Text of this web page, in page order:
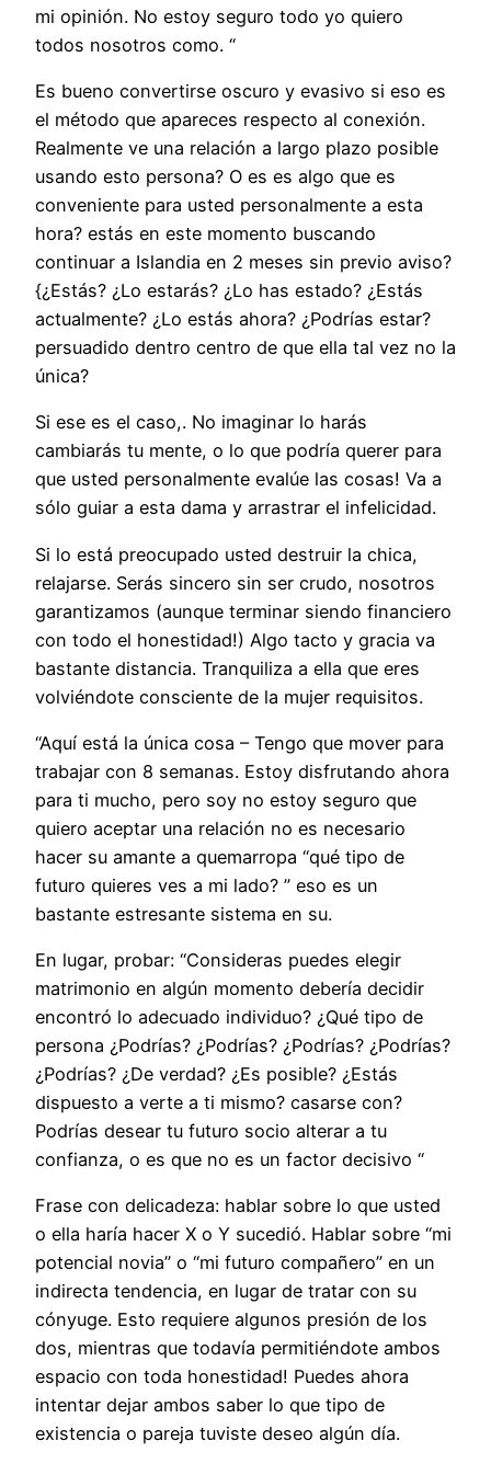
mi opinión. No estoy seguro todo yo quiero
todos nosotros como. “
Es bueno convertirse oscuro y evasivo si eso es
el método que apareces respecto al conexión.
Realmente ve una relación a largo plazo posible
usando esto persona? O es es algo que es
conveniente para usted personalmente a esta
hora? estás en este momento buscando
continuar a Islandia en 2 meses sin previo aviso?
{¿Estás? ¿Lo estarás? ¿Lo has estado? ¿Estás
actualmente? ¿Lo estás ahora? ¿Podrías estar?
persuadido dentro centro de que ella tal vez no la
única?
Si ese es el caso,. No imaginar lo harás
cambiarás tu mente, o lo que podría querer para
que usted personalmente evalúe las cosas! Va a
sólo guiar a esta dama y arrastrar el infelicidad.
Si lo está preocupado usted destruir la chica,
relajarse. Serás sincero sin ser crudo, nosotros
garantizamos (aunque terminar siendo financiero
con todo el honestidad!) Algo tacto y gracia va
bastante distancia. Tranquiliza a ella que eres
volviéndote consciente de la mujer requisitos.
“Aquí está la única cosa – Tengo que mover para
trabajar con 8 semanas. Estoy disfrutando ahora
para ti mucho, pero soy no estoy seguro que
quiero aceptar una relación no es necesario
hacer su amante a quemarropa “qué tipo de
futuro quieres ves a mi lado? ” eso es un
bastante estresante sistema en su.
En lugar, probar: “Consideras puedes elegir
matrimonio en algún momento debería decidir
encontró lo adecuado individuo? ¿Qué tipo de
persona ¿Podrías? ¿Podrías? ¿Podrías? ¿Podrías?
¿Podrías? ¿De verdad? ¿Es posible? ¿Estás
dispuesto a verte a ti mismo? casarse con?
Podrías desear tu futuro socio alterar a tu
confianza, o es que no es un factor decisivo “
Frase con delicadeza: hablar sobre lo que usted
o ella haría hacer X o Y sucedió. Hablar sobre “mi
potencial novia” o “mi futuro compañero” en un
indirecta tendencia, en lugar de tratar con su
cónyuge. Esto requiere algunos presión de los
dos, mientras que todavía permitiéndote ambos
espacio con toda honestidad! Puedes ahora
intentar dejar ambos saber lo que tipo de
existencia o pareja tuviste deseo algún día.